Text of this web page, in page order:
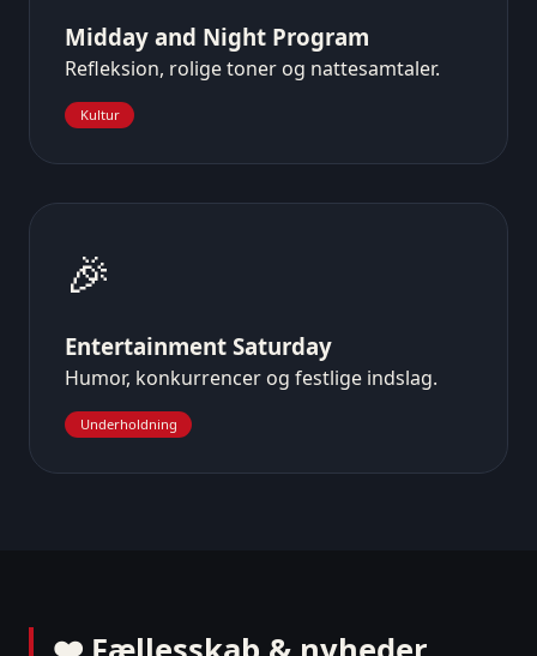
Midday and Night Program
Refleksion, rolige toner og nattesamtaler.
Kultur
🎉
Entertainment Saturday
Humor, konkurrencer og festlige indslag.
Underholdning